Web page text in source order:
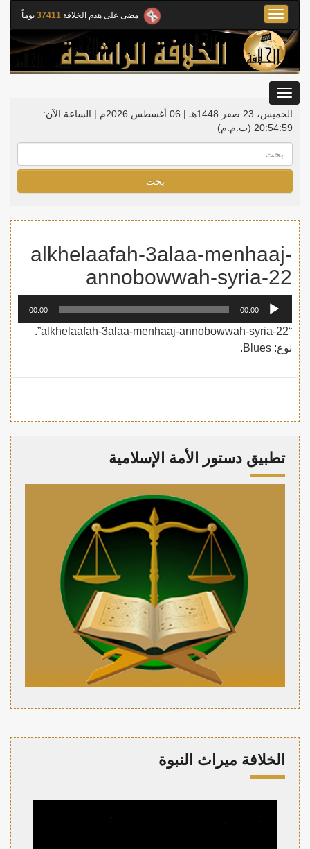
مضى على هدم الخلافة 37411 يوماً
Toggle
navigation
الخميس، 23 صفر 1448هـ | 06 أغسطس 2026م |
الساعة الآن:
20:54:59 (ت.م.م)
بحث
alkhelaafah-3alaa-menhaaj-
annobowwah-syria-22
مشغل
00:00
00:00
“alkhelaafah-3alaa-menhaaj-annobowwah-syria-22”.
نوع: Blues.
تطبيق دستور الأمة الإسلامية
الخلافة ميراث النبوة